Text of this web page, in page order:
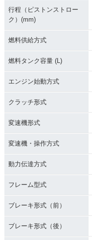
行程（ピストンストロー
ク）(mm)
燃料供給方式
燃料タンク容量 (L)
エンジン始動方式
クラッチ形式
変速機形式
変速機・操作方式
動力伝達方式
フレーム型式
ブレーキ形式（前）
ブレーキ形式（後）